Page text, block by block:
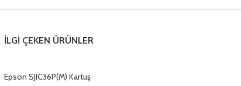
İLGI ÇEKEN ÜRÜNLER
Epson SJIC36P(M) Kartuş